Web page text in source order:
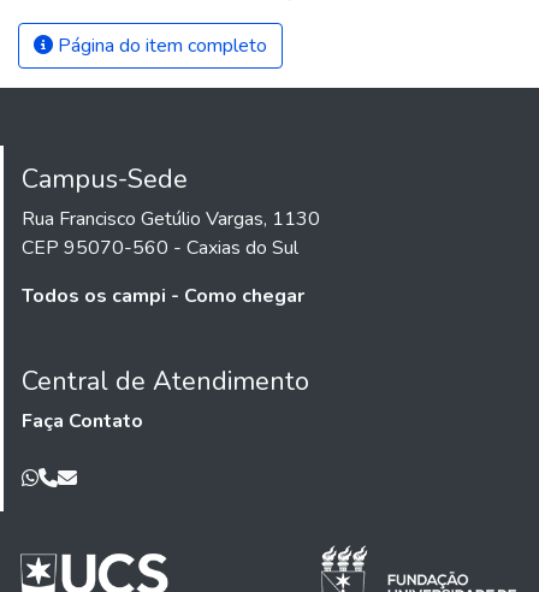
Página do item completo
Campus-Sede
Rua Francisco Getúlio Vargas, 1130
CEP 95070-560 - Caxias do Sul
Todos os campi - Como chegar
Central de Atendimento
Faça Contato